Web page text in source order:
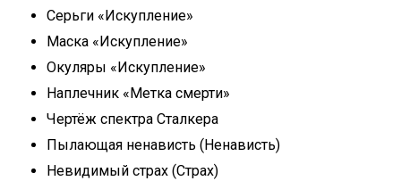
Серьги «Искупление»
Маска «Искупление»
Окуляры «Искупление»
Наплечник «Метка смерти»
Чертёж спектра Сталкера
Пылающая ненависть (Ненависть)
Невидимый страх (Страх)